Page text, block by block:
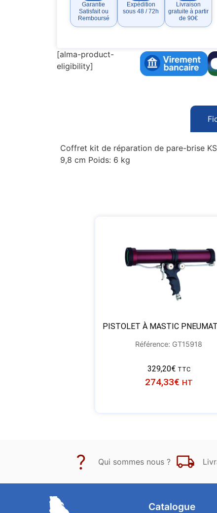
Garantie
Satisfait ou
Remboursé
Expédition
sous 48 / 72h
Livraison
gratuite à partir
de 90€
[alma-product-
eligibility]
Coffret kit de réparation de pare-brise
9,8 cm Poids: 6 kg
PISTOLET À MASTIC
Référence: GT15918
329,20€ TTC
274,33€ HT
Qui sommes nous ?
Catalogue